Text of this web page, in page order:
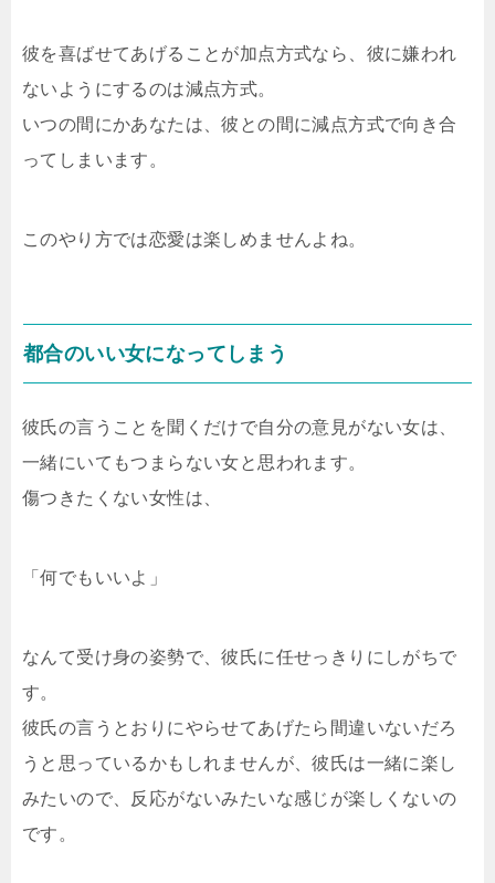
彼を喜ばせてあげることが加点方式なら、彼に嫌われ
ないようにするのは減点方式。
いつの間にかあなたは、彼との間に減点方式で向き合
ってしまいます。
このやり方では恋愛は楽しめませんよね。
都合のいい女になってしまう
彼氏の言うことを聞くだけで自分の意見がない女は、
一緒にいてもつまらない女と思われます。
傷つきたくない女性は、
「何でもいいよ」
なんて受け身の姿勢で、彼氏に任せっきりにしがちで
す。
彼氏の言うとおりにやらせてあげたら間違いないだろ
うと思っているかもしれませんが、彼氏は一緒に楽し
みたいので、反応がないみたいな感じが楽しくないの
です。